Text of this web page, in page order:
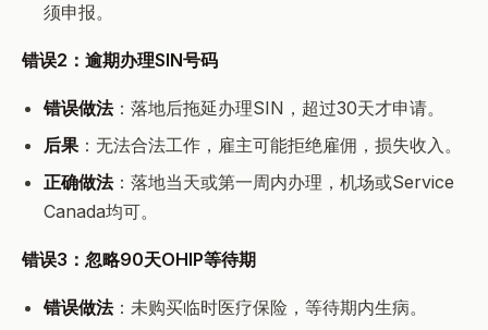
须申报。
错误2：逾期办理SIN号码
错误做法：落地后拖延办理SIN，超过30天才申请。
后果 ：无法合法工作，雇主可能拒绝雇佣，损失收入。
正确做法：落地当天或第一周内办理，机场或Service
Canada均可。
错误3：忽略90天OHIP等待期
错误做法：未购买临时医疗保险，等待期内生病。